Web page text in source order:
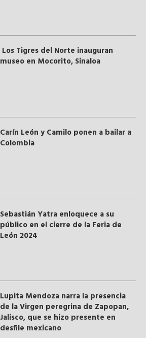
Los Tigres del Norte inauguran
museo en Mocorito, Sinaloa
Carín León y Camilo ponen a bailar a
Colombia
Sebastián Yatra enloquece a su
público en el cierre de la Feria de
León 2024
Lupita Mendoza narra la presencia
de la Virgen peregrina de Zapopan,
Jalisco, que se hizo presente en
desfile mexicano